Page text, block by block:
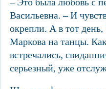
Васильевна. – И
окрепли. А в тот
Маркова на танцы.
встречались,
серьезный, уже